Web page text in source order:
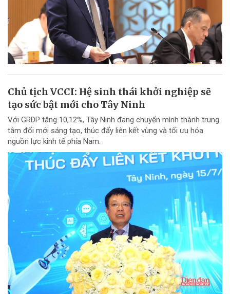
Chủ tịch VCCI: Hệ sinh thái khởi nghiệp sẽ
tạo sức bật mới cho Tây Ninh
Với GRDP tăng 10,12%, Tây Ninh đang chuyển mình thành trung
tâm đổi mới sáng tạo, thúc đẩy liên kết vùng và tối ưu hóa
nguồn lực kinh tế phía Nam.